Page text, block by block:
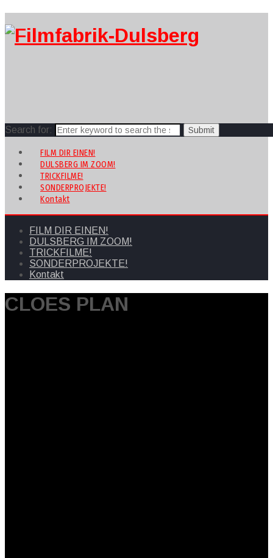
Search for:
FILM DIR EINEN!
DULSBERG IM ZOOM!
TRICKFILME!
SONDERPROJEKTE!
Kontakt
FILM DIR EINEN!
DULSBERG IM ZOOM!
TRICKFILME!
SONDERPROJEKTE!
Kontakt
CLOES PLAN